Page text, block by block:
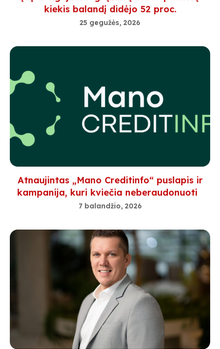
kiekis balandį didėjo 52 proc.
25 gegužės, 2026
Atnaujintas „Mano Creditinfo“ puslapis ir
kampanija, kuri kviečia neberaudonuoti
7 balandžio, 2026